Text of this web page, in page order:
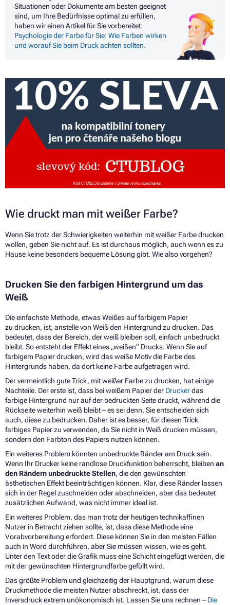
Situationen oder Dokumente am besten geeignet
sind, um Ihre Bedürfnisse optimal zu erfüllen,
haben wir einen Artikel für Sie vorbereitet:
Psychologie der Farbe für Sie: Wie Farben wirken
und worauf Sie beim Druck achten sollten.
Wie druckt man mit weißer Farbe?
Wenn Sie trotz der Schwierigkeiten weiterhin mit weißer Farbe drucken
wollen, geben Sie nicht auf. Es ist durchaus möglich, auch wenn es zu
Hause keine besonders bequeme Lösung gibt. Wie also vorgehen?
Drucken Sie den farbigen Hintergrund um das
Weiß
Die einfachste Methode, etwas Weißes auf farbigem Papier
zu drucken, ist, anstelle von Weiß den Hintergrund zu drucken. Das
bedeutet, dass der Bereich, der weiß bleiben soll, einfach unbedruckt
bleibt. So entsteht der Effekt eines „weißen“ Drucks. Wenn Sie auf
farbigem Papier drucken, wird das weiße Motiv die Farbe des
Hintergrunds haben, da dort keine Farbe aufgetragen wird.
Der vermeintlich gute Trick, mit weißer Farbe zu drucken, hat einige
Nachteile. Der erste ist, dass bei weißem Papier der Druckerdas
farbige Hintergrund nur auf der bedruckten Seite druckt, während die
Rückseite weiterhin weiß bleibt – es sei denn, Sie entscheiden sich
auch, diese zu bedrucken. Daher ist es besser, für diesen Trick
farbiges Papier zu verwenden, da Sie nicht in Weiß drucken müssen,
sondern den Farbton des Papiers nutzen können.
Ein weiteres Problem könnten unbedruckte Ränder am Druck sein.
Wenn Ihr Drucker keine randlose Druckfunktion beherrscht, bleiben an
den Rändern unbedruckte Stellen, die den gewünschten
ästhetischen Effekt beeinträchtigen können. Klar, diese Ränder lassen
sich in der Regel zuschneiden oder abschneiden, aber das bedeutet
zusätzlichen Aufwand, was nicht immer ideal ist.
Ein weiteres Problem, das man trotz der heutigen technikaffinen
Nutzer in Betracht ziehen sollte, ist, dass diese Methode eine
Vorabvorbereitung erfordert. Diese können Sie in den meisten Fällen
auch in Word durchführen, aber Sie müssen wissen, wie es geht.
Unter den Text oder die Grafik muss eine Schicht eingefügt werden, die
mit der gewünschten Hintergrundfarbe gefüllt wird.
Das größte Problem und gleichzeitig der Hauptgrund, warum diese
Druckmethode die meisten Nutzer abschreckt, ist, dass der
Inversdruck extrem unökonomisch ist. Lassen Sie uns rechnen – Die